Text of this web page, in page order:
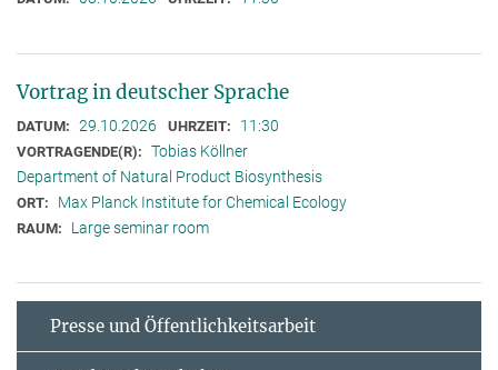
Vortrag in deutscher Sprache
DATUM: 29.10.2026 UHRZEIT: 11:30
VORTRAGENDE(R): Tobias Köllner
Department of Natural Product Biosynthesis
ORT: Max Planck Institute for Chemical Ecology
RAUM: Large seminar room
Presse und Öffentlichkeitsarbeit